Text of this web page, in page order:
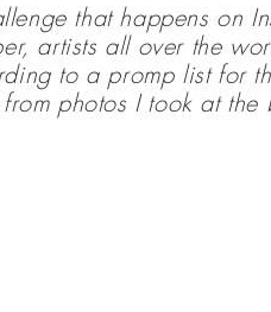
that happens on
artists all over the
to a promp list for
photos I took at